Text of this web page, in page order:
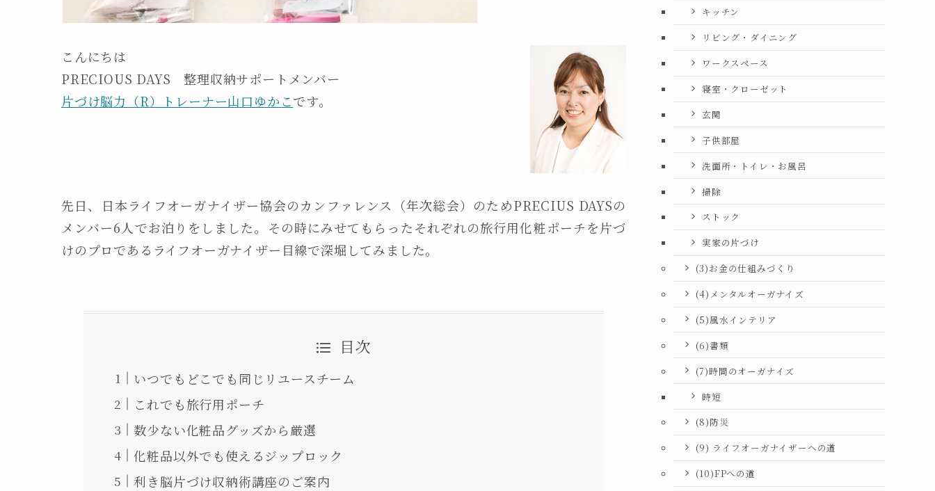
こんにちは
PRECIOUS DAYS 整理収納サポートメンバー
片づけ脳力（R）トレーナー山口ゆかこです。
先日、日本ライフオーガナイザー協会のカンファレンス（年次総会）のためPRECIUS DAYSの
メンバー6人でお泊りをしました。その時にみせてもらったそれぞれの旅行用化粧ポーチを片づ
けのプロであるライフオーガナイザー目線で深堀してみました。
目次
いつでもどこでも同じリユースチーム
これでも旅行用ポーチ
数少ない化粧品グッズから厳選
化粧品以外でも使えるジップロック
利き脳片づけ収納術講座のご案内
キッチン
リビング・ダイニング
ワークスペース
寝室・クローゼット
玄関
子供部屋
洗面所・トイレ・お風呂
掃除
ストック
実家の片づけ
(3)お金の仕組みづくり
(4)メンタルオーガナイズ
(5)風水インテリア
(6)書類
(7)時間のオーガナイズ
時短
(8)防災
(9) ライフオーガナイザーへの道
(10)FPへの道